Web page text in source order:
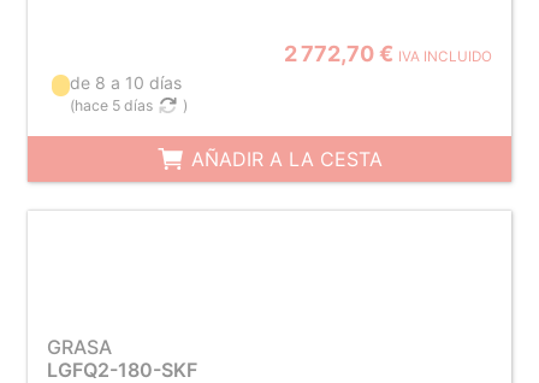
2 772,70 € IVA INCLUIDO
de 8 a 10 días
(hace 5 días )
AÑADIR A LA CESTA
GRASA
LGFQ2-180-SKF